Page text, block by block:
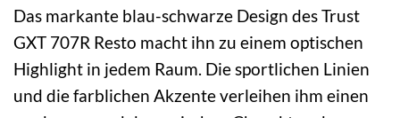
Das markante blau-schwarze Design des Trust
GXT 707R Resto macht ihn zu einem optischen
Highlight in jedem Raum. Die sportlichen Linien
und die farblichen Akzente verleihen ihm einen